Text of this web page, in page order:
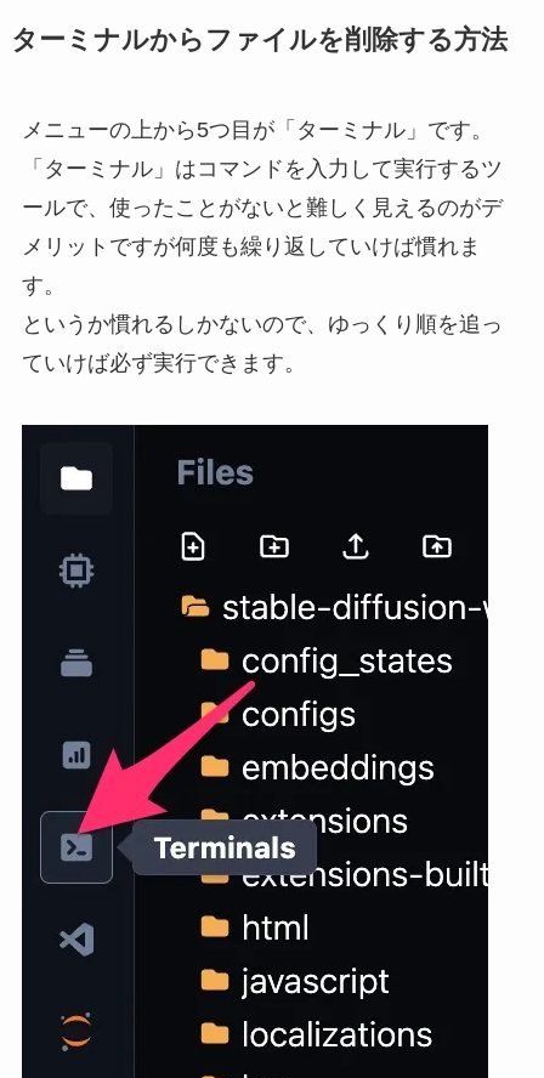
ターミナルからファイルを削除する方法
メニューの上から5つ目が「ターミナル」です。
「ターミナル」はコマンドを入力して実行するツ
ールで、使ったことがないと難しく見えるのがデ
メリットですが何度も繰り返していけば慣れま
す。
というか慣れるしかないので、ゆっくり順を追っ
ていけば必ず実行できます。